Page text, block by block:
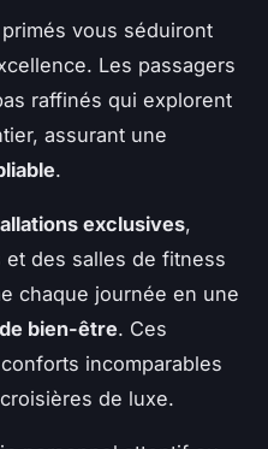
primés vous séduiront
Les passagers
raffinés qui explorent
assurant une
.
exclusives,
des salles de fitness
chaque journée en une
bien-être. Ces
incomparables
de luxe.